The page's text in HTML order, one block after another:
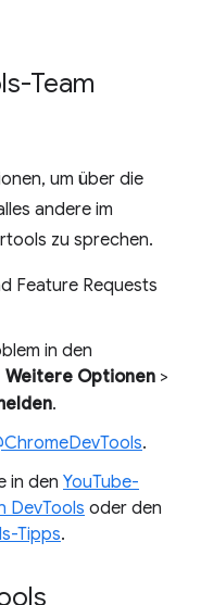
Team
um über die
andere im
zu sprechen.
Feature Requests
in den
Weitere Optionen >
.
.
in den YouTube-
DevTools oder den
Tipps.